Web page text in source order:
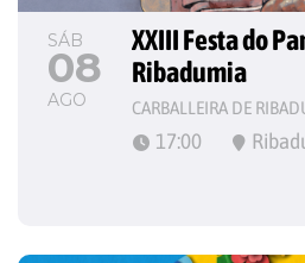
SÁB
08
AGO
XXIII Festa do
Ribadumia
CARBALLEIRA DE
17:00